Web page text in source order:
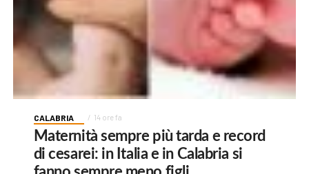
CALABRIA 14 ore fa
Maternità sempre più tarda e record
di cesarei: in Italia e in Calabria si